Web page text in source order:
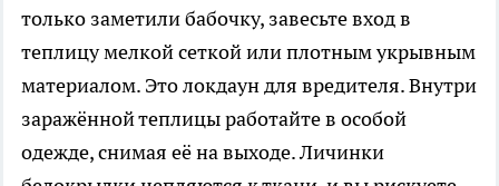
только заметили бабочку, завесьте вход в
теплицу мелкой сеткой или плотным укрывным
материалом. Это локдаун для вредителя. Внутри
заражённой теплицы работайте в особой
одежде, снимая её на выходе. Личинки